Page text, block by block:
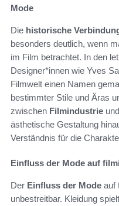
Mode
Die historische
besonders deutlich, wenn
im Film betrachtet. In den
Designer*innen wie Yves
Filmwelt einen Namen
bestimmter Stile und Äras
zwischen Filmindustrie und
ästhetische Gestaltung
Verständnis für die
Einfluss der Mode auf
Der Einfluss der Mode auf
unbestreitbar. Kleidung